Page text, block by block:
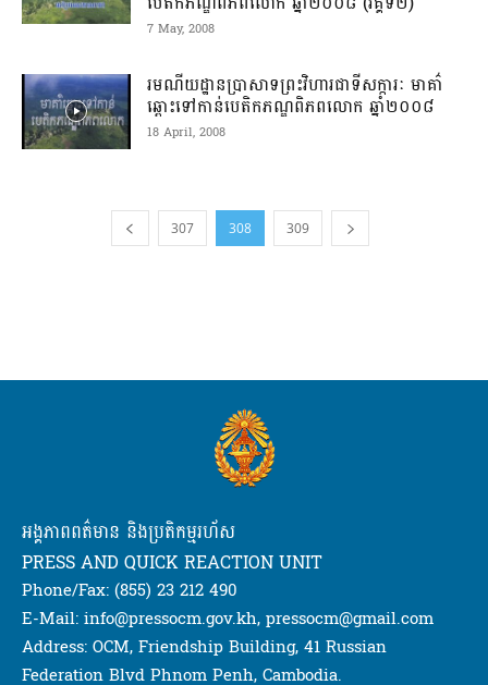
7 May, 2008
រមណីយដ្ឋាន​ប្រាសាទព្រះវិហារ​ជាទីសក្ការៈ មាគា៌
ឆ្ពោះទៅកាន់​បេតិកភណ្ឌ​ពិភពលោក ឆ្នាំ២០០៨
18 April, 2008
307 308 309
អង្គភាពពត៌មាន និងប្រតិកម្មរហ័ស
PRESS AND QUICK REACTION UNIT
Phone/Fax: (855) 23 212 490
E-Mail: info@pressocm.gov.kh, pressocm@gmail.com
Address: OCM, Friendship Building, 41 Russian
Federation Blvd Phnom Penh, Cambodia.